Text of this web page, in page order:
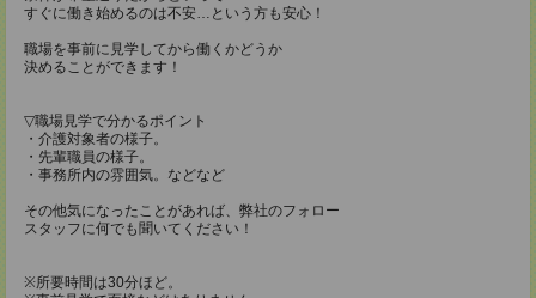
すぐに働き始めるのは不安…という方も安心！
職場を事前に見学してから働くかどうか
決めることができます！
▽職場見学で分かるポイント
・介護対象者の様子。
・先輩職員の様子。
・事務所内の雰囲気。などなど
その他気になったことがあれば、弊社のフォロー
スタッフに何でも聞いてください！
※所要時間は30分ほど。